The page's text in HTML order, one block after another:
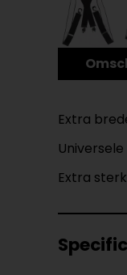
Extra
Extra